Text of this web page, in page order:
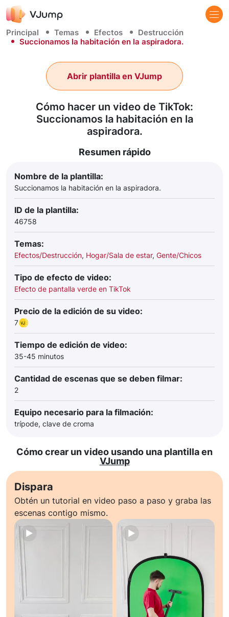
Principal Temas Efectos
Destrucción
Succionamos la habitación en la aspiradora.
Cómo hacer un video de TikTok:
Succionamos la habitación en la
aspiradora.
Abrir plantilla en VJump
Resumen rápido
Nombre de la plantilla:
Succionamos la habitación en la aspiradora.
ID de la plantilla:
46758
Temas:
Efectos/Destrucción, Hogar/Sala de estar, Gente/Chicos
Tipo de efecto de video:
Efecto de pantalla verde en TikTok
Precio de la edición de su video:
7
Tiempo de edición de video:
35-45 minutos
Cantidad de escenas que se deben filmar:
2
Equipo necesario para la filmación:
trípode, clave de croma
Cómo crear un video usando una plantilla en
VJump
Dispara
Obtén un tutorial en video paso a paso y graba las
escenas contigo mismo.